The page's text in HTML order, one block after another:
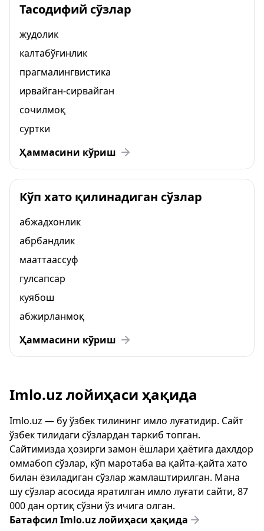
Тасодифий сўзлар
жудолик
калтабўғинлик
прагмалингвистика
ирвайган-сирвайган
сочилмоқ
суртки
Ҳаммасини кўриш
Кўп хато қилинадиган сўзлар
абжадхонлик
абрбандлик
мааттаассуф
гулсапсар
куябош
абжирланмоқ
Ҳаммасини кўриш
Imlo.uz лойиҳаси ҳақида
Imlo.uz — бу ўзбек тилининг имло луғатидир. Сайт
ўзбек тилидаги сўзлардан таркиб топган.
Сайтимизда ҳозирги замон ёшлари ҳаётига дахлдор
оммабоп сўзлар, кўп маротаба ва қайта-қайта хато
билан ёзиладиган сўзлар жамлаштирилган. Мана
шу сўзлар асосида яратилган имло луғати сайти, 87
000 дан ортиқ сўзни ўз ичига олган.
Батафсил Imlo.uz лойиҳаси ҳақида